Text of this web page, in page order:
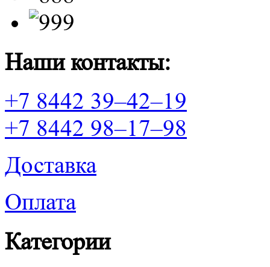
Наши контакты:
+7 8442 39–42–19
+7 8442 98–17–98
Доставка
Оплата
Категории